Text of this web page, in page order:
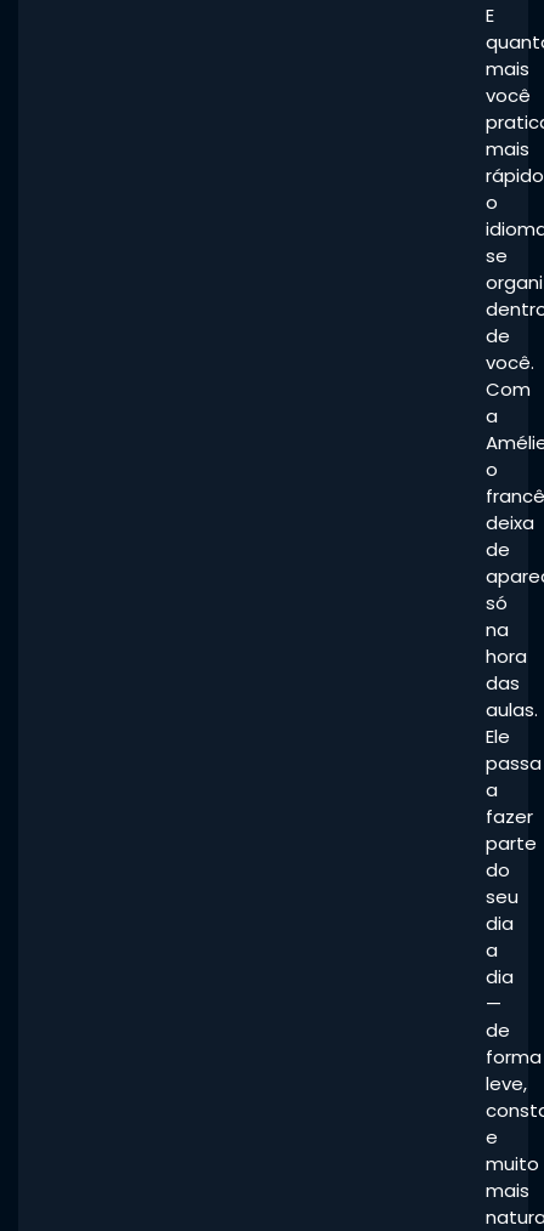
E
mais
você
mais
rápido
o
se
de
você.
Com
a
o
deixa
de
só
na
hora
das
aulas.
Ele
passa
a
fazer
parte
do
seu
dia
a
dia
—
de
forma
leve,
e
muito
mais